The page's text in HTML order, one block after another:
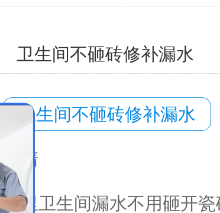
卫生间不砸砖修补漏水
卫生间不砸砖修补漏水
德清
家里卫生间漏水不用砸开